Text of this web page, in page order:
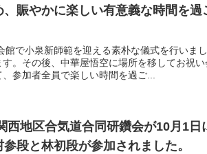
賑やかに楽しい有意義な時間を過
で小泉新師範を迎える素朴な儀式を行いまし
。その後、中華屋悟空に場所を移してお祝
参加者全員で楽しい時間を過ご...
西地区合気道合同研鑽会が10月1日
段と林初段が参加されました。